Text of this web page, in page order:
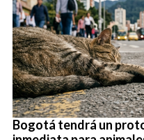
Bogotá tendrá un